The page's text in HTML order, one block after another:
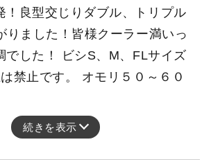
！良型交じりダブル、トリプル
りました！皆様クーラー満いっ
でした！ ビシS、M、FLサイズ
禁止です。 オモリ５０～６０
続きを表示